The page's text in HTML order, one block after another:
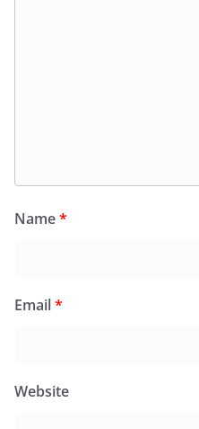
Name*
Email*
Website